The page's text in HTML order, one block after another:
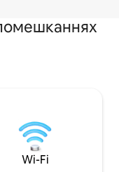
Wi-Fi